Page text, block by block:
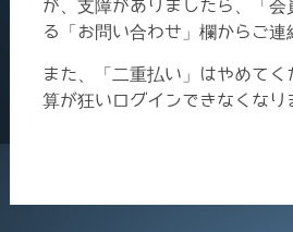
が、支障がありましたら、「会
る「お問い合わせ」欄からご連
また、「二重払い」はやめて
算が狂いログインできなくなり